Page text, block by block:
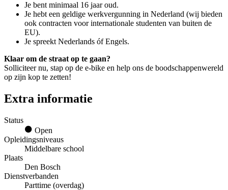
Je bent minimaal 16 jaar oud.
Je hebt een geldige werkvergunning in Nederland (wij bieden
ook contracten voor internationale studenten van buiten de
EU).
Je spreekt Nederlands óf Engels.
Klaar om de straat op te gaan?
Solliciteer nu, stap op de e-bike en help ons de boodschappenwereld
op zijn kop te zetten!
Extra informatie
Status
Open
Opleidingsniveaus
Middelbare school
Plaats
Den Bosch
Dienstverbanden
Parttime (overdag)